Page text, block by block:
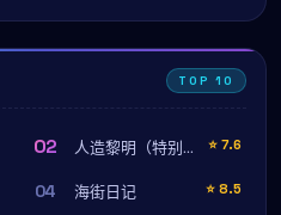
TOP 10
02 人造黎明（特别篇） ⭐ 7.6
04 海街日记 ⭐ 8.5